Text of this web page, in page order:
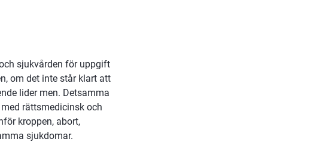
sjukvården för uppgift
om det inte står klart att
lider men. Detsamma
rättsmedicinsk och
kroppen, abort,
sjukdomar.